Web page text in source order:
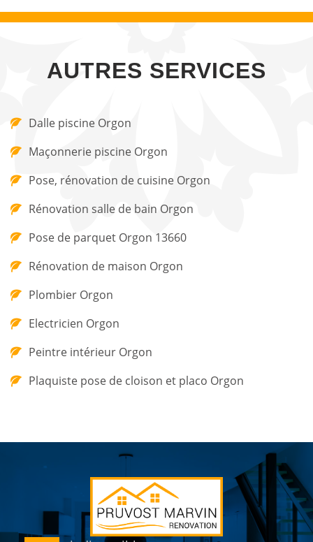
AUTRES SERVICES
Dalle piscine Orgon
Maçonnerie piscine Orgon
Pose, rénovation de cuisine Orgon
Rénovation salle de bain Orgon
Pose de parquet Orgon 13660
Rénovation de maison Orgon
Plombier Orgon
Electricien Orgon
Peintre intérieur Orgon
Plaquiste pose de cloison et placo Orgon